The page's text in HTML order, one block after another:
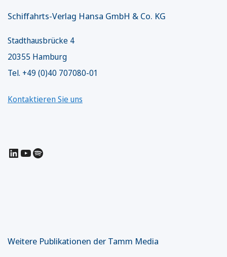
Schiffahrts-Verlag Hansa GmbH & Co. KG
Stadthausbrücke 4
20355 Hamburg
Tel. +49 (0)40 707080-01
Kontaktieren Sie uns
LinkedIn
YouTube
Spotify
Weitere Publikationen der Tamm Media